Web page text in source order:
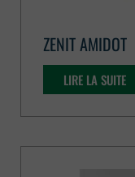
ZENIT AMIDOT
LIRE LA SUITE